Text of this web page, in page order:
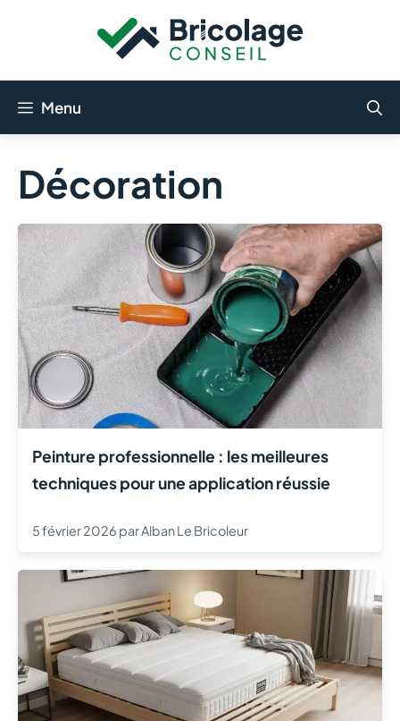
Menu
Décoration
Peinture professionnelle : les meilleures
techniques pour une application réussie
5 février 2026 parAlban Le Bricoleur